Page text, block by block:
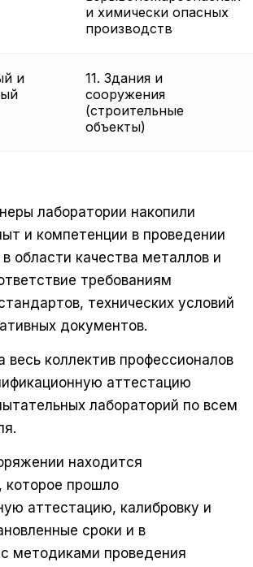
и химически опасных
производств
и
11. Здания и
сооружения
(строительные
объекты)
лаборатории накопили
и компетенции в проведении
области качества металлов и
требованиям
технических условий
документов.
коллектив профессионалов
аттестацию
лабораторий по всем
находится
которое прошло
аттестацию, калибровку и
сроки и в
методиками проведения